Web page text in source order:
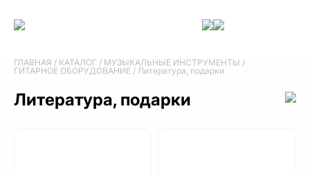
ГЛАВНАЯ / КАТАЛОГ / МУЗЫКАЛЬНЫЕ ИНСТРУМЕНТЫ /
ГИТАРНОЕ ОБОРУДОВАНИЕ / Литература, подарки
Литература, подарки